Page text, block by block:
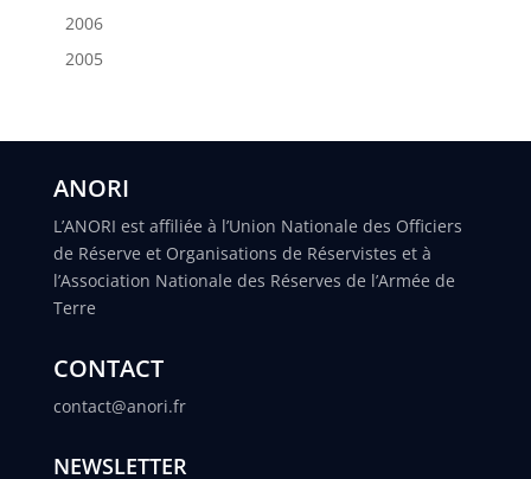
2006
2005
ANORI
L’ANORI est affiliée à l’Union Nationale des Officiers
de Réserve et Organisations de Réservistes et à
l’Association Nationale des Réserves de l’Armée de
Terre
CONTACT
contact@anori.fr
NEWSLETTER